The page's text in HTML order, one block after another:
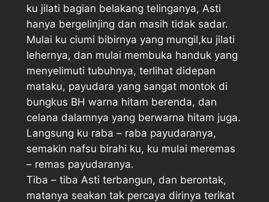
ku jilati bagian belakang telinganya, Asti
hanya bergelinjing dan masih tidak sadar.
Mulai ku ciumi bibirnya yang mungil,ku jilati
lehernya, dan mulai membuka handuk yang
menyelimuti tubuhnya, terlihat didepan
mataku, payudara yang sangat montok di
bungkus BH warna hitam berenda, dan
celana dalamnya yang berwarna hitam juga.
Langsung ku raba – raba payudaranya,
semakin nafsu birahi ku, ku mulai meremas
– remas payudaranya.
Tiba – tiba Asti terbangun, dan berontak,
matanya seakan tak percaya dirinya terikat